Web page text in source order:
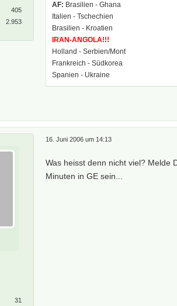
405
2.953
AF: Brasilien - Ghana
Italien - Tschechien
Brasilien - Kroatien
IRAN-ANGOLA!!!
Holland - Serbien/Mont
Frankreich - Südkorea
Spanien - Ukraine
31
16. Juni 2006 um 14:13
Was heisst denn nicht viel? Melde
Minuten in GE sein...